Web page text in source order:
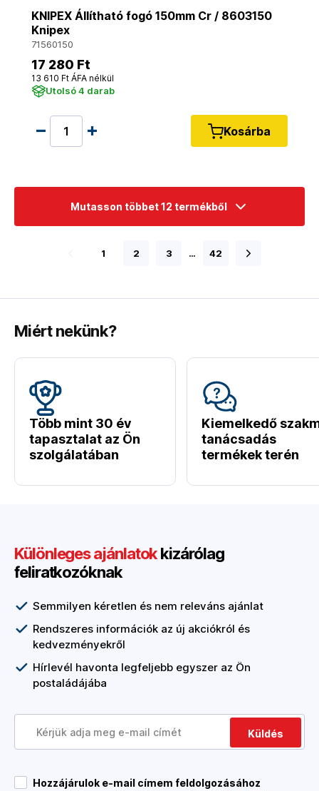
KNIPEX Állítható fogó 150mm Cr / 8603150
Knipex
71560150
17 280 Ft
13 610 Ft ÁFA nélkül
Utolsó 4 darab
Kosárba
Mutasson többet 12 termékből
1 2 3 … 42
Miért nekünk?
Több mint 30 év
tapasztalat az Ön
szolgálatában
Kiemelkedő
tanácsadás
termékek terén
Különleges ajánlatokkizárólag
feliratkozóknak
Semmilyen kéretlen és nem releváns ajánlat
Rendszeres információk az új akciókról és
kedvezményekről
Hírlevél havonta legfeljebb egyszer az Ön
postaládájába
Küldés
Hozzájárulok e-mail címem feldolgozásához